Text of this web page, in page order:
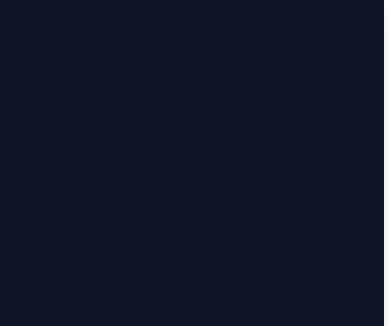
إذا لم يتم تسليم طلبك أو لم يطابق الوصف، فستسترد أموالك بالكامل.